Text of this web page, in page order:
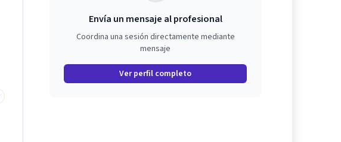
Envía un mensaje al profesional
Coordina una sesión directamente mediante
mensaje
Ver perfil completo